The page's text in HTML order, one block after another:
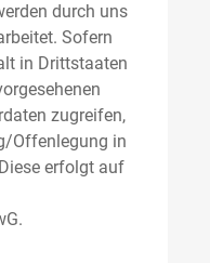
durch uns
Sofern
in Drittstaaten
zugreifen,
Offenlegung in
erfolgt auf